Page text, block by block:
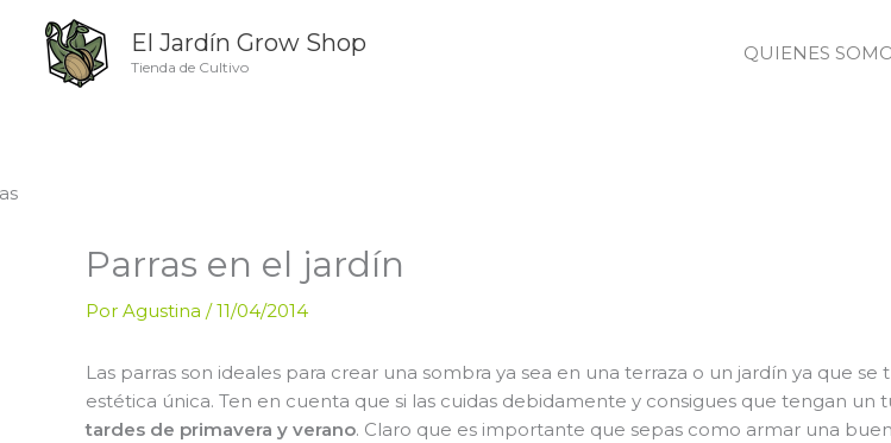
contenido
El Jardín Grow Shop
Tienda de Cultivo
QUIENES
Parras en el jardín
Por Agustina /11/04/2014
Las parras son ideales para crear una sombra ya sea en una terraza o un jardín ya que
estética única. Ten en cuenta que si las cuidas debidamente y consigues que tengan un
tardes de primavera y verano. Claro que es importante que sepas como armar una